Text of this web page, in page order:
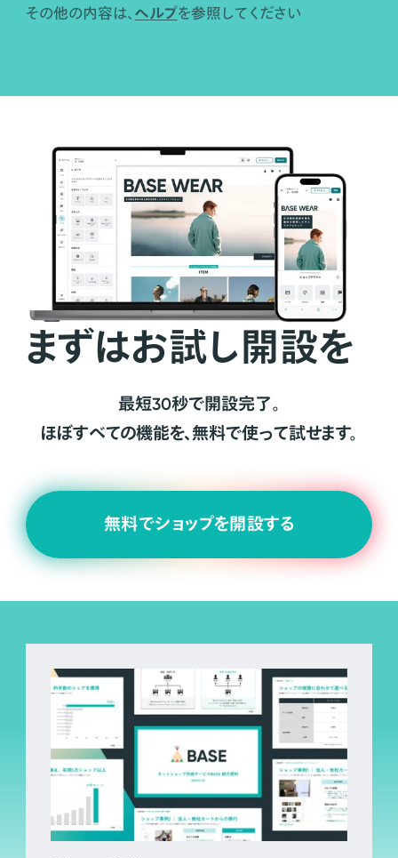
その他の内容は、 ヘルプを参照してください
まずはお試し開設を
最短30秒で開設完了。
ほぼすべての機能を、無料で使って試せます。
無料でショップを開設する